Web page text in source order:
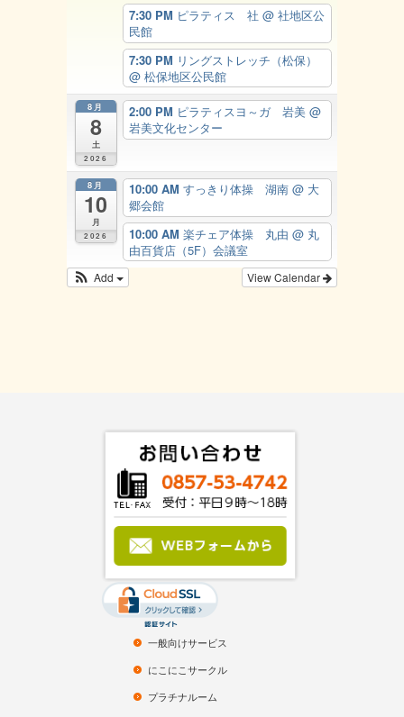
7:30 PM ピラティス 社 @ 社地区公
民館
7:30 PM リングストレッチ（松保）
@ 松保地区公民館
8月
8
土
2026
2:00 PM ピラティスヨ～ガ 岩美 @
岩美文化センター
8月
10
月
2026
10:00 AM すっきり体操 湖南 @ 大
郷会館
10:00 AM 楽チェア体操 丸由 @ 丸
由百貨店（5F）会議室
View Calendar
Add
一般向けサービス
にこにこサークル
プラチナルーム